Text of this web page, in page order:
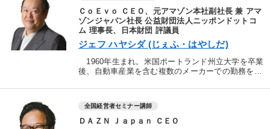
ＣｏＥｖｏ ＣＥＯ、元アマゾン本社副社長 兼 アマ
ゾンジャパン社長 公益財団法人ニッポンドットコ
ム 理事長、日本財団 評議員
ジェフ ハヤシダ (じぇふ・はやしだ)
1960年生まれ。米国ポートランド州立大学を卒業
後、自動車産業を含む複数のメーカーでの勤務を経
工場の工場長に就任。移民がほとんどで言葉もニュ
全国経営者セミナー講師
ＤＡＺＮ Ｊａｐａｎ ＣＥＯ